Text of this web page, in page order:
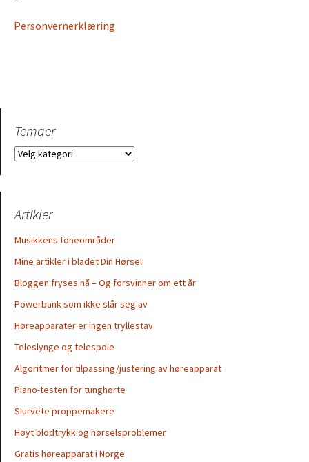
Personvernerklæring
Temaer
Temaer
Artikler
Musikkens toneområder
Mine artikler i bladet Din Hørsel
Bloggen fryses nå – Og forsvinner om ett år
Powerbank som ikke slår seg av
Høreapparater er ingen tryllestav
Teleslynge og telespole
Algoritmer for tilpassing/justering av høreapparat
Piano-testen for tunghørte
Slurvete proppemakere
Høyt blodtrykk og hørselsproblemer
Gratis høreapparat i Norge